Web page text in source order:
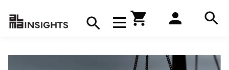
Avaa navigaatio
Hae